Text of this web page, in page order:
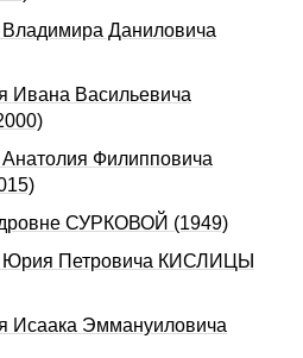
Даниловича
Ивана Васильевича
Филипповича
СУРКОВОЙ (1949)
Юрия Петровича КИСЛИЦЫ
Исаака Эммануиловича